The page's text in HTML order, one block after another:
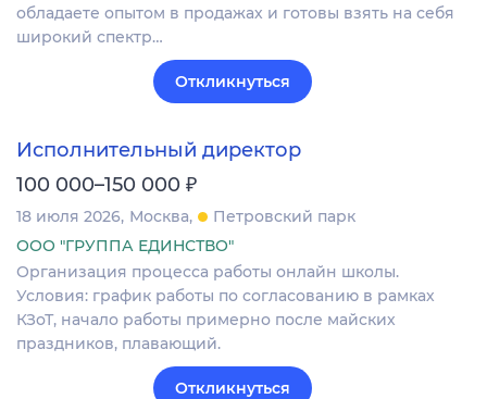
обладаете опытом в продажах и готовы взять на себя
широкий спектр…
Откликнуться
Исполнительный директор
100 000–150 000 ₽
18 июля 2026 Москва
Петровский парк
ООО "ГРУППА ЕДИНСТВО"
Организация процесса работы онлайн школы.
Условия: график работы по согласованию в рамках
КЗоТ, начало работы примерно после майских
праздников, плавающий.
Откликнуться